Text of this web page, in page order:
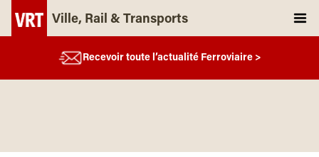
Ville, Rail & Transports
Recevoir toute l’actualité Ferroviaire >